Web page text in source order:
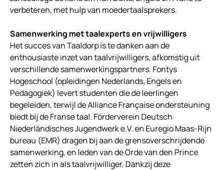
verbeteren, met hulp van moedertaalsprekers.
Samenwerking met taalexperts en vrijwilligers
Het succes van Taaldorp is te danken aan de
enthousiaste inzet van taalvrijwilligers, afkomstig uit
verschillende samenwerkingspartners. Fontys
Hogeschool (opleidingen Nederlands, Engels en
Pedagogiek) levert studenten die de leerlingen
begeleiden, terwijl de Alliance Française ondersteuning
biedt bij de Franse taal. Förderverein Deutsch
Niederländisches Jugendwerk e.V. en Euregio Maas-Rijn
bureau (EMR) dragen bij aan de grensoverschrijdende
samenwerking, en leden van de Orde van den Prince
zetten zich in als taalvrijwilliger. Dankzij deze